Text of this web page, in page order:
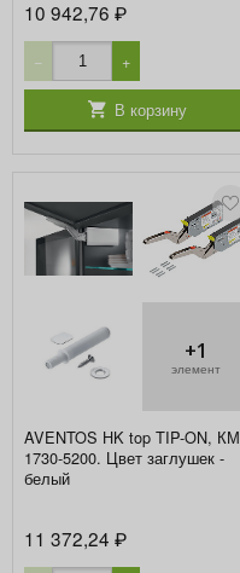
10 942,76₽
− +
В корзину
+1
элемент
AVENTOS HK top TIP-ON, КМ
1730-5200. Цвет заглушек -
белый
11 372,24₽